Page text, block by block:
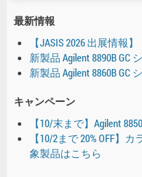
最新情報
【JASIS 2026 出展情報】
新製品 Agilent 8890B GC
新製品 Agilent 8860B GC
キャンペーン
【10/末まで】Agilent
【10/2まで 20% OFF】
象製品はこちら